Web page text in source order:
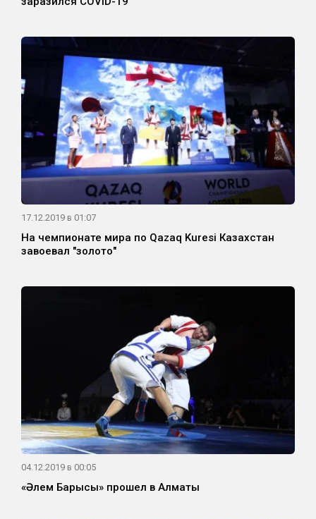
17.12.2019 в 01:07
На чемпионате мира по Qazaq Kuresi Казахстан
завоевал "золото"
04.12.2019 в 00:05
«Әлем Барысы» прошел в Алматы